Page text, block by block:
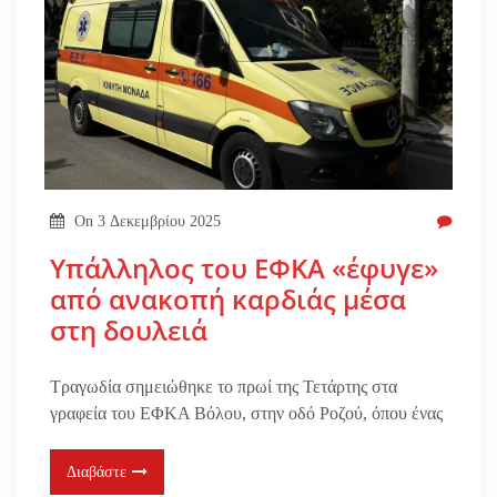
On 3 Δεκεμβρίου 2025
Υπάλληλος του ΕΦΚΑ «έφυγε»
από ανακοπή καρδιάς μέσα
στη δουλειά
Τραγωδία σημειώθηκε το πρωί της Τετάρτης στα
γραφεία του ΕΦΚΑ Βόλου, στην οδό Ροζού, όπου ένας
Διαβάστε